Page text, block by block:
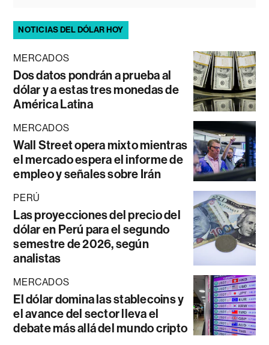
NOTICIAS DEL DÓLAR HOY
MERCADOS
Dos datos pondrán a prueba al
dólar y a estas tres monedas de
América Latina
MERCADOS
Wall Street opera mixto mientras
el mercado espera el informe de
empleo y señales sobre Irán
PERÚ
Las proyecciones del precio del
dólar en Perú para el segundo
semestre de 2026, según
analistas
MERCADOS
El dólar domina las stablecoins y
el avance del sector lleva el
debate más allá del mundo cripto